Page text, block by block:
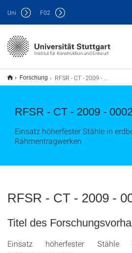
Institut für Konstruktion und Entwurf
Uni F02
Forschung RFSR - CT - 2009 - 00024
RFSR - CT - 2009 -
Einsatz höherfester Stähle in
Rahmentragwerken
RFSR - CT - 2009 -
Titel des
Einsatz höherfester Stähle